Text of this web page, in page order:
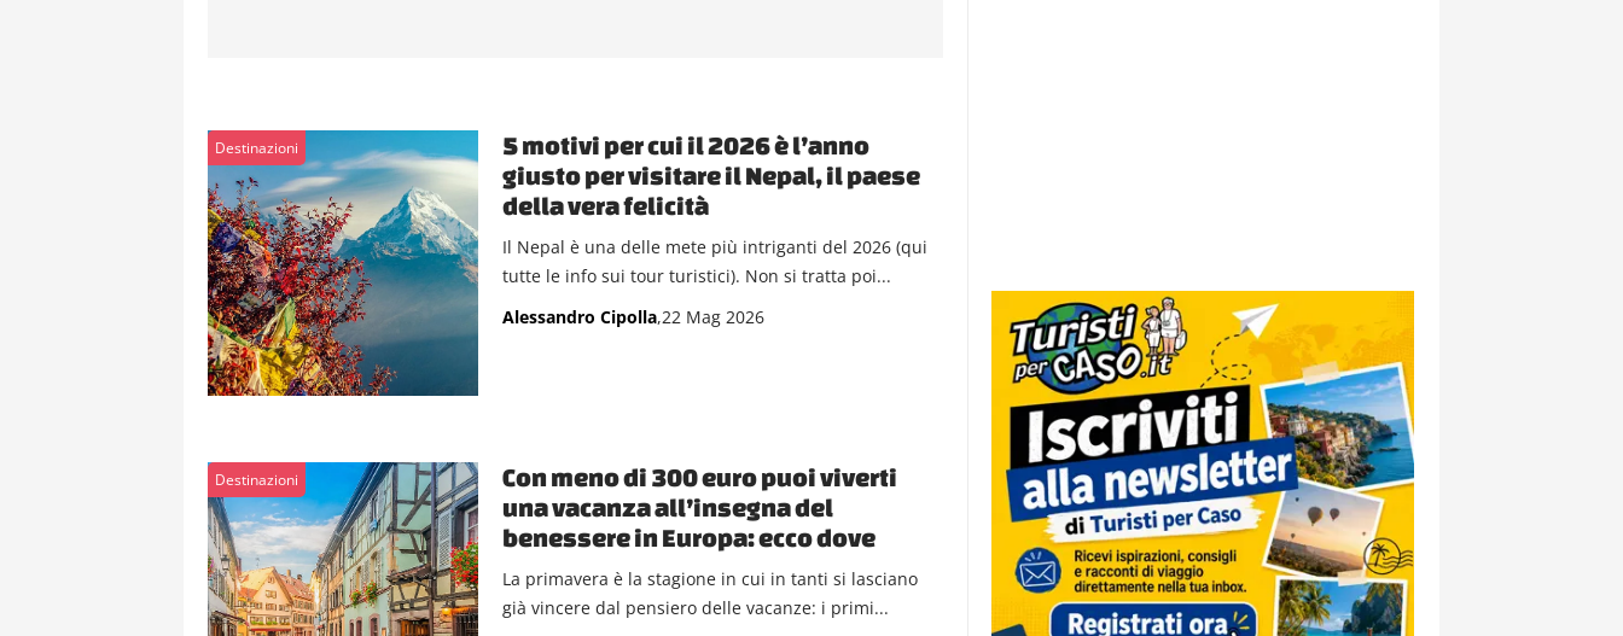
Destinazioni
5 motivi per cui il 2026 è l’anno
giusto per visitare il Nepal, il paese
della vera felicità
Il Nepal è una delle mete più intriganti del 2026 (qui
tutte le info sui tour turistici). Non si tratta poi...
Alessandro Cipolla,22 Mag 2026
Destinazioni
Con meno di 300 euro puoi viverti
una vacanza all’insegna del
benessere in Europa: ecco dove
La primavera è la stagione in cui in tanti si lasciano
già vincere dal pensiero delle vacanze: i primi...